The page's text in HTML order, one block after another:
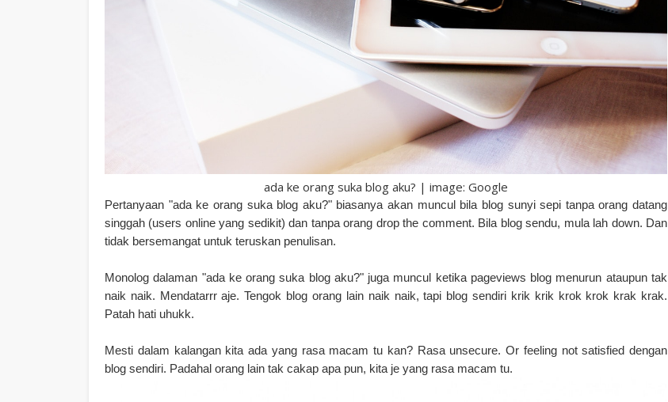
ada ke orang suka blog aku? | image: Google
Pertanyaan "ada ke orang suka blog aku?" biasanya akan muncul bila blog sunyi sepi tanpa orang datang
singgah (users online yang sedikit) dan tanpa orang drop the comment. Bila blog sendu, mula lah down. Dan
tidak bersemangat untuk teruskan penulisan.
Monolog dalaman "ada ke orang suka blog aku?" juga muncul ketika pageviews blog menurun ataupun tak
naik naik. Mendatarrr aje. Tengok blog orang lain naik naik, tapi blog sendiri krik krik krok krok krak krak.
Patah hati uhukk.
Mesti dalam kalangan kita ada yang rasa macam tu kan? Rasa unsecure. Or feeling not satisfied dengan
blog sendiri. Padahal orang lain tak cakap apa pun, kita je yang rasa macam tu.